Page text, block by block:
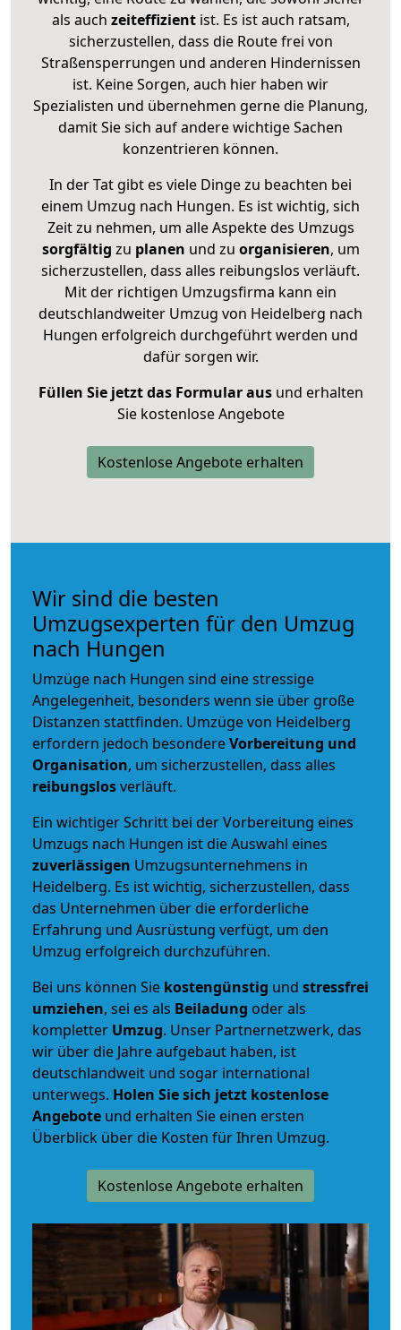
als auch zeiteffizientist. Es ist auch ratsam,
sicherzustellen, dass die Route frei von
Straßensperrungen und anderen Hindernissen
ist. Keine Sorgen, auch hier haben wir
Spezialisten und übernehmen gerne die Planung,
damit Sie sich auf andere wichtige Sachen
konzentrieren können.
In der Tat gibt es viele Dinge zu beachten bei
einem Umzug nach Hungen. Es ist wichtig, sich
Zeit zu nehmen, um alle Aspekte des Umzugs
sorgfältig zu planen und zu organisieren, um
sicherzustellen, dass alles reibungslos verläuft.
Mit der richtigen Umzugsfirma kann ein
deutschlandweiter Umzug von Heidelberg nach
Hungen erfolgreich durchgeführt werden und
dafür sorgen wir.
Füllen Sie jetzt das Formular ausund erhalten
Sie kostenlose Angebote
Kostenlose Angebote erhalten
Wir sind die besten
Umzugsexperten für den Umzug
nach Hungen
Umzüge nach Hungen sind eine stressige
Angelegenheit, besonders wenn sie über große
Distanzen stattfinden. Umzüge von Heidelberg
erfordern jedoch besondereVorbereitung und
Organisation, um sicherzustellen, dass alles
reibungslosverläuft.
Ein wichtiger Schritt bei der Vorbereitung eines
Umzugs nach Hungen ist die Auswahl eines
zuverlässigen Umzugsunternehmens in
Heidelberg. Es ist wichtig, sicherzustellen, dass
das Unternehmen über die erforderliche
Erfahrung und Ausrüstung verfügt, um den
Umzug erfolgreich durchzuführen.
Bei uns können Sie kostengünstig und stressfrei
umziehen, sei es als Beiladung oder als
kompletter Umzug. Unser Partnernetzwerk, das
wir über die Jahre aufgebaut haben, ist
deutschlandweit und sogar international
unterwegs. Holen Sie sich jetzt kostenlose
Angebote und erhalten Sie einen ersten
Überblick über die Kosten für Ihren Umzug.
Kostenlose Angebote erhalten